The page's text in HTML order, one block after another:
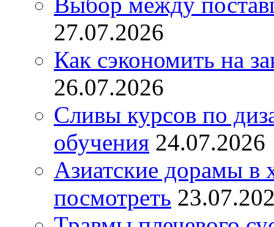
27.07.2026
Как сэкономить на
26.07.2026
Сливы курсов по
обучения 24.07.2026
Азиатские дорамы в
посмотреть